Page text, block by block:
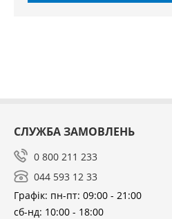
СЛУЖБА ЗАМОВЛЕНЬ
0 800 211 233
044 593 12 33
Графік: пн-пт: 09:00 - 21:00
сб-нд: 10:00 - 18:00